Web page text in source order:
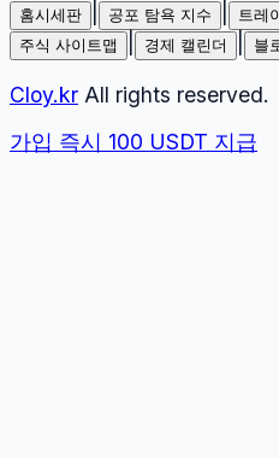
홈시세판 공포 탐욕 지수 트레
주식 사이트맵 경제 캘린더 블
Cloy.kr All rights reserved.
가입 즉시 100 USDT 지급